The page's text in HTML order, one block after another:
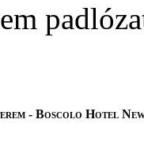
- Boscolo Hotel